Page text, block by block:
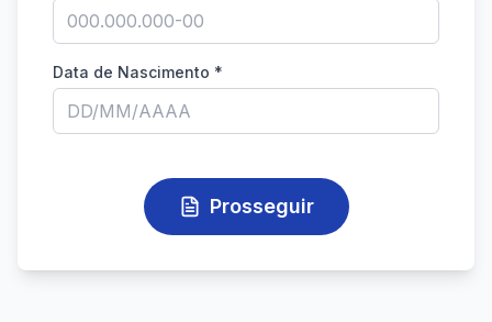
Data de Nascimento *
Prosseguir